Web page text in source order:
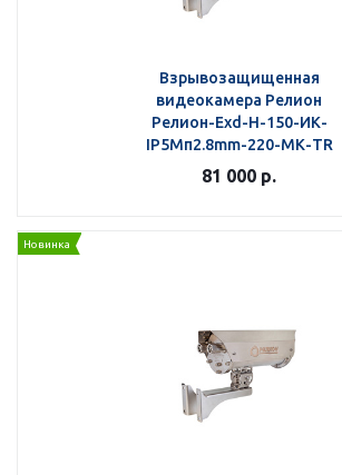
Взрывозащищенная
видеокамера Релион
Релион-Exd-Н-150-ИК-
IP5Мп2.8mm-220-МК-TR
81 000 р.
Новинка